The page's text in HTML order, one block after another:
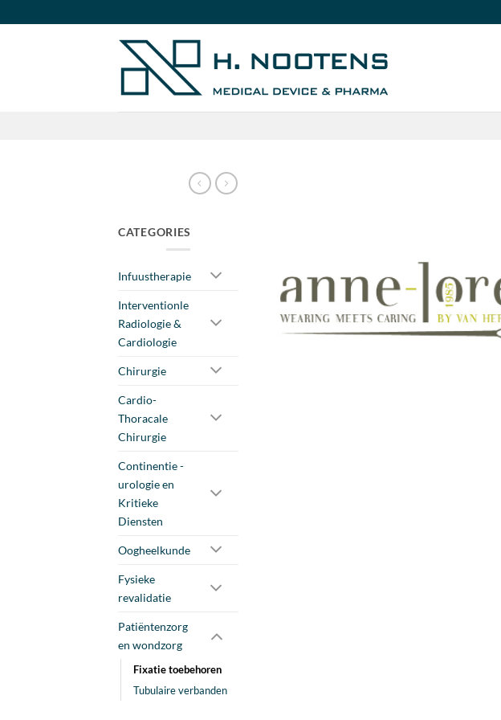
naar
CATEGORIES
Infuustherapie
Interventionle
Radiologie &
Cardiologie
Chirurgie
Cardio-
Thoracale
Chirurgie
Continentie -
urologie en
Kritieke
Diensten
Oogheelkunde
Fysieke
revalidatie
Patiëntenzorg
en wondzorg
Fixatie toebehoren
Tubulaire verbanden